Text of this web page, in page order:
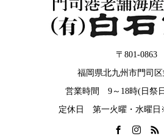
〒801-0863
福岡県北九州市門司区
営業時間 9～18時(日祭
定休日 第一火曜・水曜日